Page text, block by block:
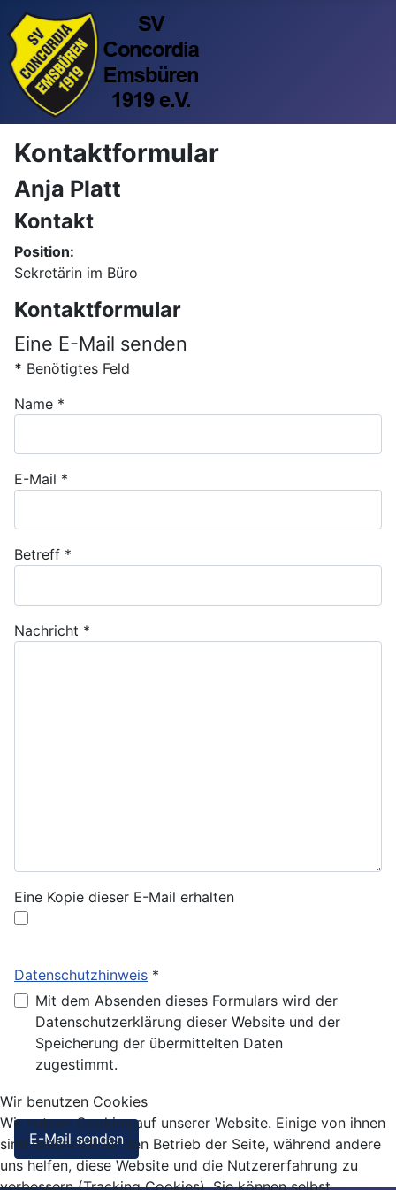
Kontaktformular
Anja Platt
Kontakt
Position:
Sekretärin im Büro
Kontaktformular
Eine E-Mail senden
* Benötigtes Feld
Name *
E-Mail *
Betreff *
Nachricht *
Eine Kopie dieser E-Mail erhalten
Datenschutzhinweis *
Datenschutzhinweis
Mit dem Absenden dieses Formulars wird der
Datenschutzerklärung dieser Website und der
Speicherung der übermittelten Daten
zugestimmt.
Captcha *
E-Mail senden
Wir benutzen Cookies
Wir nutzen Cookies auf unserer Website. Einige von ihnen
sind essenziell für den Betrieb der Seite, während andere
uns helfen, diese Website und die Nutzererfahrung zu
verbessern (Tracking Cookies). Sie können selbst